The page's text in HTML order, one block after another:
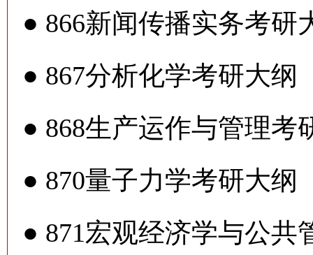
● 866新闻传播实务考研
● 867分析化学考研大纲
● 868生产运作与管理考
● 870量子力学考研大纲
● 871宏观经济学与公共